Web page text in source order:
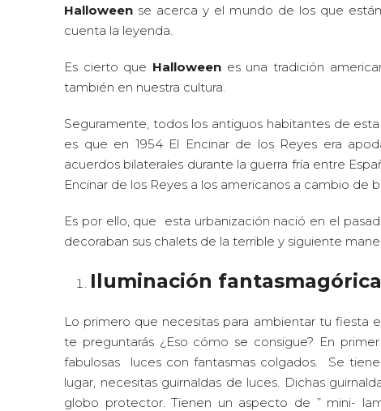
Halloween se acerca y el mundo de los que
cuenta la leyenda.
Es cierto que Halloween es una tradición
también en nuestra cultura.
Seguramente, todos los antiguos habitantes de
es que en 1954 El Encinar de los Reyes era
acuerdos bilaterales durante la guerra fría entre
Encinar de los Reyes a los americanos a cambio de
Es por ello, que esta urbanización nació en el
decoraban sus chalets de la terrible y siguiente
Iluminación fantasmagórica
Lo primero que necesitas para ambientar tu fiesta
te preguntarás ¿Eso cómo se consigue? En
fabulosas luces con fantasmas colgados. Se
lugar, necesitas guirnaldas de luces. Dichas
globo protector. Tienen un aspecto de ” mini-